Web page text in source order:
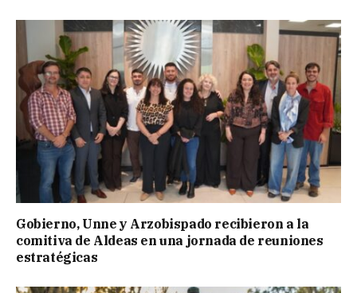
Gobierno, Unne y Arzobispado recibieron a la
comitiva de Aldeas en una jornada de reuniones
estratégicas